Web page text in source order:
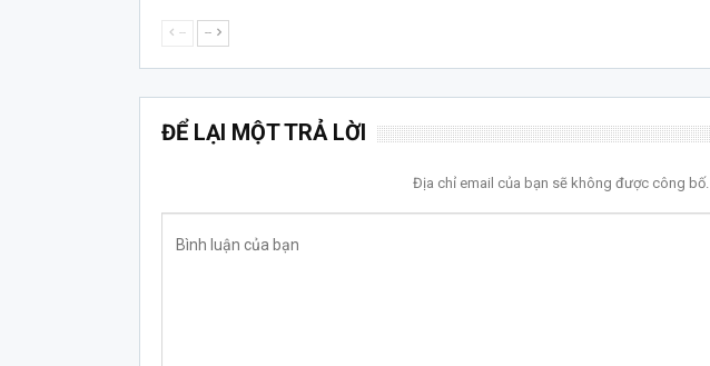
-- --
ĐỂ LẠI MỘT TRẢ LỜI
Địa chỉ email của bạn sẽ không được công bố.